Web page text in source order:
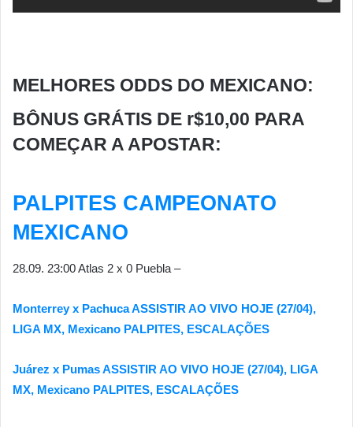
MELHORES ODDS DO MEXICANO:
BÔNUS GRÁTIS DE r$10,00 PARA
COMEÇAR A APOSTAR:
PALPITES CAMPEONATO
MEXICANO
28.09. 23:00 Atlas 2 x 0 Puebla –
Monterrey x Pachuca ASSISTIR AO VIVO HOJE (27/04),
LIGA MX, Mexicano PALPITES, ESCALAÇÕES
Juárez x Pumas ASSISTIR AO VIVO HOJE (27/04), LIGA
MX, Mexicano PALPITES, ESCALAÇÕES